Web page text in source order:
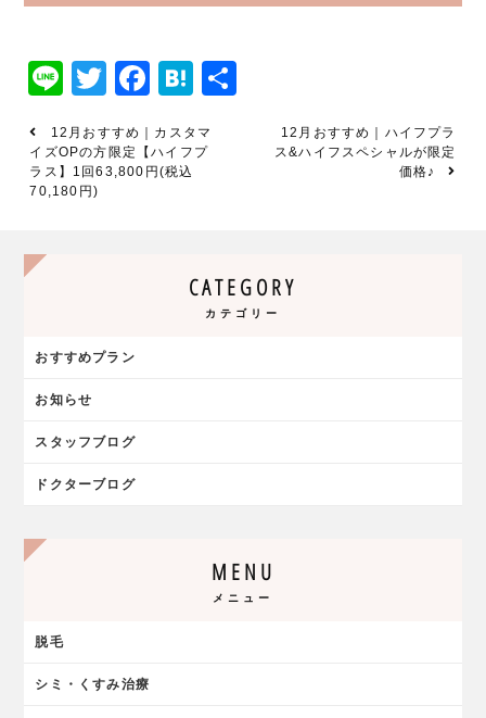
LineTwitter
Facebook
Hatena
12月おすすめ｜カスタマ
イズOPの方限定【ハイフプ
ラス】1回63,800円(税込
70,180円)
12月おすすめ｜ハイフプラ
ス&ハイフスペシャルが限定
価格♪
CATEGORY
カテゴリー
おすすめプラン
お知らせ
スタッフブログ
ドクターブログ
MENU
メニュー
脱毛
シミ・くすみ治療